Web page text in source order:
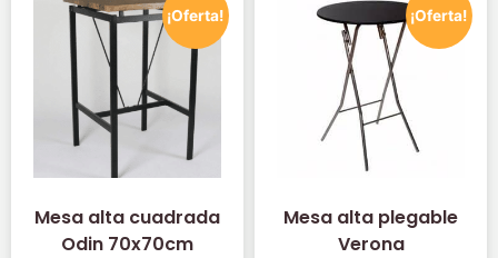
¡Oferta!
Mesa alta cuadrada
Odin 70x70cm
¡Oferta!
Mesa alta plegable
Verona